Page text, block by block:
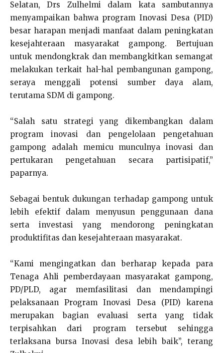
Selatan, Drs Zulhelmi dalam kata sambutannya
menyampaikan bahwa program Inovasi Desa (PID)
besar harapan menjadi manfaat dalam peningkatan
kesejahteraan masyarakat gampong. Bertujuan
untuk mendongkrak dan membangkitkan semangat
melakukan terkait hal-hal pembangunan gampong,
seraya menggali potensi sumber daya alam,
terutama SDM di gampong.
“Salah satu strategi yang dikembangkan dalam
program inovasi dan pengelolaan pengetahuan
gampong adalah memicu munculnya inovasi dan
pertukaran pengetahuan secara partisipatif,”
paparnya.
Sebagai bentuk dukungan terhadap gampong untuk
lebih efektif dalam menyusun penggunaan dana
serta investasi yang mendorong peningkatan
produktifitas dan kesejahteraan masyarakat.
“Kami mengingatkan dan berharap kepada para
Tenaga Ahli pemberdayaan masyarakat gampong,
PD/PLD, agar memfasilitasi dan mendampingi
pelaksanaan Program Inovasi Desa (PID) karena
merupakan bagian evaluasi serta yang tidak
terpisahkan dari program tersebut sehingga
terlaksana bursa Inovasi desa lebih baik”, terang